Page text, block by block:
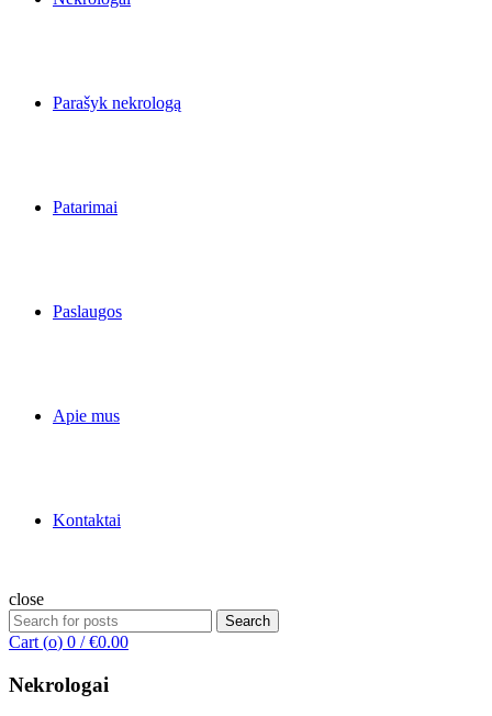
Parašyk nekrologą
Patarimai
Paslaugos
Apie mus
Kontaktai
close
Search
for:
Search
Cart (o) 0 / €0.00
Nekrologai